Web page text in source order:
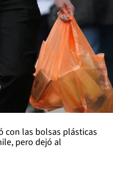
con las bolsas plásticas
pero dejó al